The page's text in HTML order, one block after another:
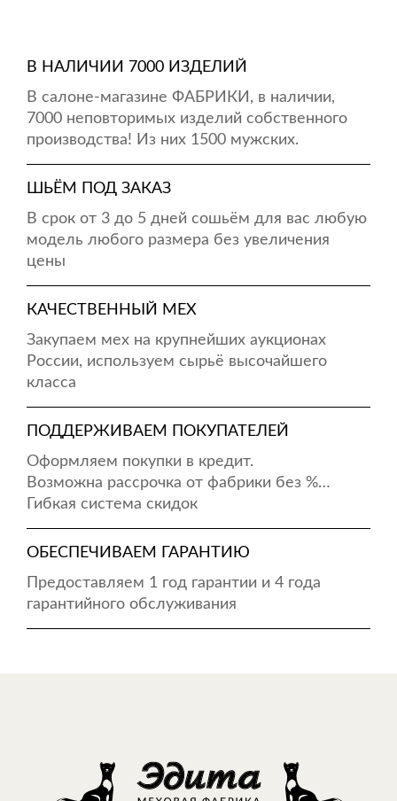
В НАЛИЧИИ 7000 ИЗДЕЛИЙ
В салоне-магазине ФАБРИКИ, в наличии,
7000 неповторимых изделий собственного
производства! Из них 1500 мужских.
ШЬЁМ ПОД ЗАКАЗ
В срок от 3 до 5 дней сошьём для вас любую
модель любого размера без увеличения
цены
КАЧЕСТВЕННЫЙ МЕХ
Закупаем мех на крупнейших аукционах
России, используем сырьё высочайшего
класса
ПОДДЕРЖИВАЕМ ПОКУПАТЕЛЕЙ
Оформляем покупки в кредит.
Возможна рассрочка от фабрики без %…
Гибкая система скидок
ОБЕСПЕЧИВАЕМ ГАРАНТИЮ
Предоставляем 1 год гарантии и 4 года
гарантийного обслуживания